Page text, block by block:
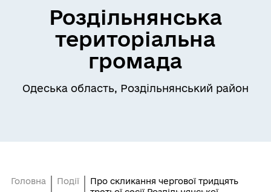
Роздільнянська
територіальна
громада
Одеська область, Роздільнянський район
Головна Події
Про скликання чергової тридцять